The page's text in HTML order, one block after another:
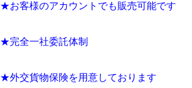
★お客様のアカウントでも販売可能です
★完全一社委託体制
★外交貨物保険を用意しております